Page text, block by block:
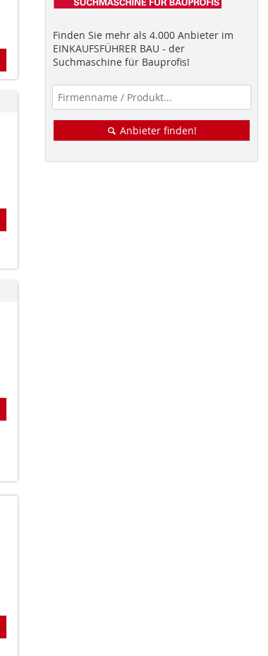
Finden Sie mehr als 4.000 Anbieter im
EINKAUFSFÜHRER BAU - der
Suchmaschine für Bauprofis!
Anbieter finden!